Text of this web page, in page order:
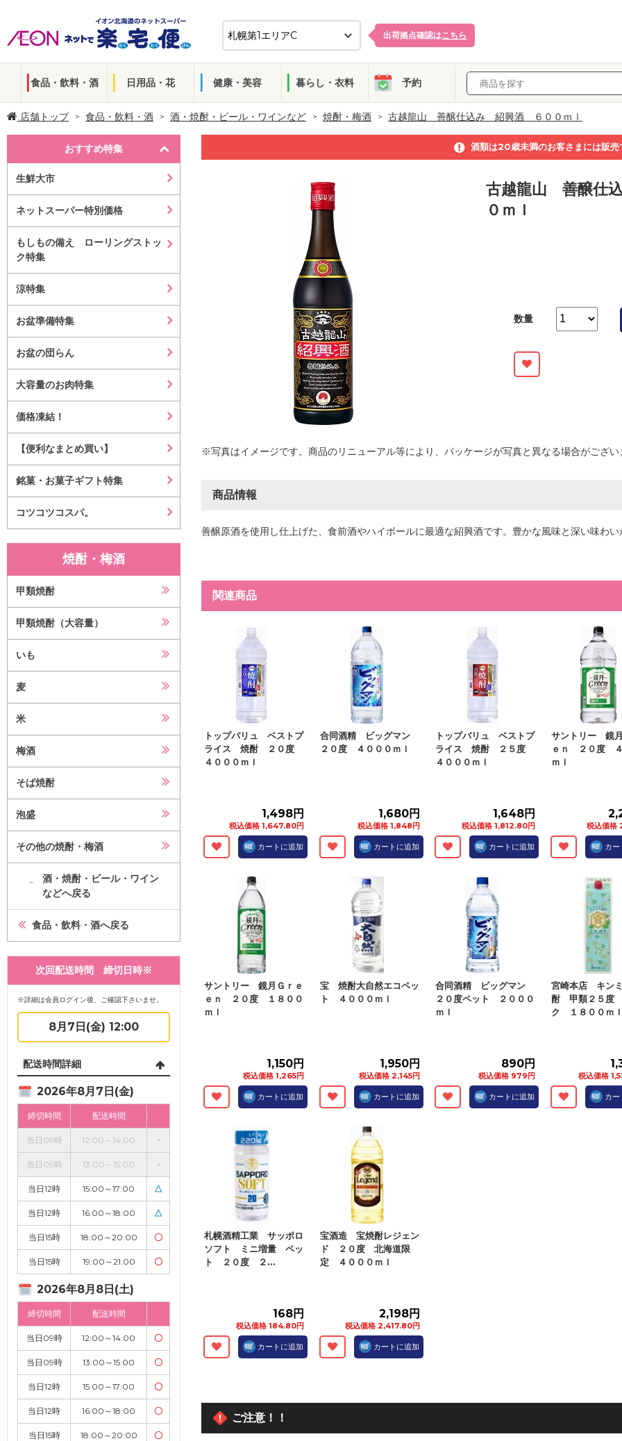
出荷拠点確認はこちら
食品・飲料・酒 日用品・花 健康・美容 暮らし・衣料 予約
店舗トップ 食品・飲料・酒 酒・焼酎・ビール・ワインなど 焼酎・梅酒 古越龍山 善醸仕込み 紹興酒 ６００ｍｌ
おすすめ特集
生鮮大市
ネットスーパー特別価格
もしもの備え ローリングストッ
ク特集
涼特集
お盆準備特集
お盆の団らん
大容量のお肉特集
価格凍結！
【便利なまとめ買い】
銘菓・お菓子ギフト特集
コツコツコスパ。
焼酎・梅酒
甲類焼酎
甲類焼酎（大容量）
いも
麦
米
梅酒
そば焼酎
泡盛
その他の焼酎・梅酒
酒・焼酎・ビール・ワイン
などへ戻る
食品・飲料・酒へ戻る
次回配送時間 締切日時※
※詳細は会員ログイン後、ご確認下さいませ。
8月7日(金) 12:00
配送時間詳細
2026年8月7日(金)
締切時間 配送時間
当日09時 12:00～14:00 ×
当日09時 13:00～15:00 ×
当日12時 15:00～17:00 △
当日12時 16:00～18:00 △
当日15時 18:00～20:00 〇
当日15時 19:00～21:00 〇
2026年8月8日(土)
締切時間 配送時間
当日09時 12:00～14:00 〇
当日09時 13:00～15:00 〇
当日12時 15:00～17:00 〇
当日12時 16:00～18:00 〇
当日15時 18:00～20:00 〇
酒類は20歳未満のお客さまには販売
古越龍山 善醸仕
０ｍｌ
数量
※写真はイメージです。商品のリニューアル等により、パッケージが写真と異なる場合がござい
商品情報
善醸原酒を使用し仕上げた、食前酒やハイボールに最適な紹興酒です。豊かな風味と深い味わ
関連商品
トップバリュ ベストプ
ライス 焼酎 ２０度
４０００ｍｌ
1,498円
税込価格 1,647.80円
カートに追加
合同酒精 ビッグマン
２０度 ４０００ｍｌ
1,680円
税込価格 1,848円
カートに追加
トップバリュ ベストプ
ライス 焼酎 ２５度
４０００ｍｌ
1,648円
税込価格 1,812.80円
カートに追加
サントリー 鏡
ｅｎ ２０度
ｍｌ
税込価格
カー
サントリー 鏡月Ｇｒｅ
ｅｎ ２０度 １８００
ｍｌ
1,150円
税込価格 1,265円
カートに追加
宝 焼酎大自然エコペッ
ト ４０００ｍｌ
1,950円
税込価格 2,145円
カートに追加
合同酒精 ビッグマン
２０度ペット ２０００
ｍｌ
890円
税込価格 979円
カートに追加
宮崎本店 キン
酎 甲類２５度
ク １８００ｍ
税込価格
カー
札幌酒精工業 サッポロ
ソフト ミニ増量 ペッ
ト ２０度 ２...
168円
税込価格 184.80円
カートに追加
宝酒造 宝焼酎レジェン
ド ２０度 北海道限
定 ４０００ｍｌ
2,198円
税込価格 2,417.80円
カートに追加
ご注意！！